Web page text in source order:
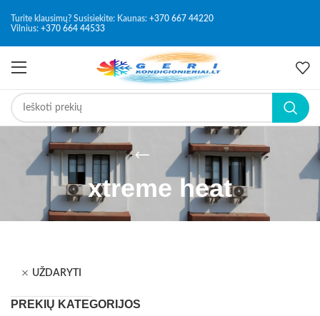
Turite klausimų? Susisiekite: Kaunas: +370 667 44220
Vilnius: +370 664 44533
xtreme heat
UŽDARYTI
PREKIŲ KATEGORIJOS